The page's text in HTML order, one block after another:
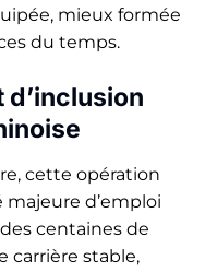
mieux formée
du temps.
d’inclusion
cette opération
d’emploi
centaines de
carrière stable,